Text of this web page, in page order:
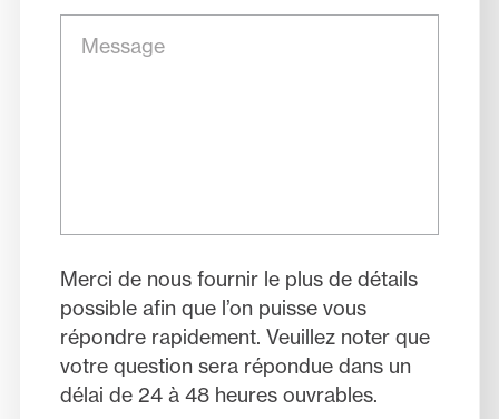
Merci de nous fournir le plus de détails
possible afin que l’on puisse vous
répondre rapidement. Veuillez noter que
votre question sera répondue dans un
délai de 24 à 48 heures ouvrables.